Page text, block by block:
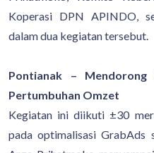
Koperasi DPN APINDO,
dalam dua kegiatan tersebut.
Pontianak –
Pertumbuhan Omzet
Kegiatan ini diikuti ±30
pada optimalisasi GrabAds